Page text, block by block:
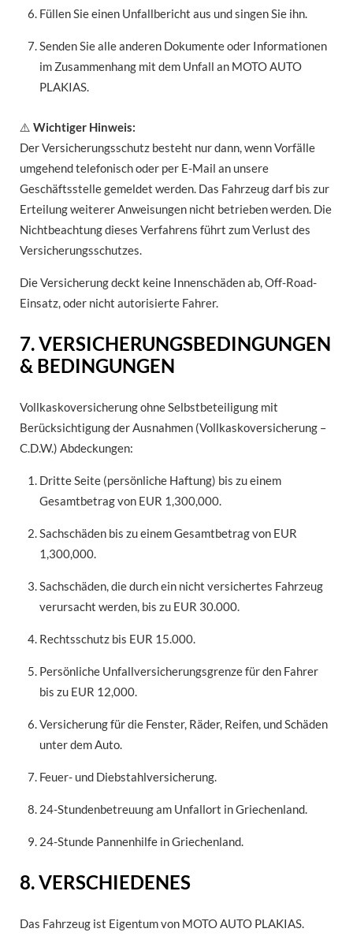
Füllen Sie einen Unfallbericht aus und singen Sie ihn.
Senden Sie alle anderen Dokumente oder Informationen
im Zusammenhang mit dem Unfall an MOTO AUTO
PLAKIAS.
⚠️ Wichtiger Hinweis:
Der Versicherungsschutz besteht nur dann, wenn Vorfälle
umgehend telefonisch oder per E-Mail an unsere
Geschäftsstelle gemeldet werden. Das Fahrzeug darf bis zur
Erteilung weiterer Anweisungen nicht betrieben werden. Die
Nichtbeachtung dieses Verfahrens führt zum Verlust des
Versicherungsschutzes.
Die Versicherung deckt keine Innenschäden ab, Off-Road-
Einsatz, oder nicht autorisierte Fahrer.
7. VERSICHERUNGSBEDINGUNGEN
& BEDINGUNGEN
Vollkaskoversicherung ohne Selbstbeteiligung mit
Berücksichtigung der Ausnahmen (Vollkaskoversicherung –
C.D.W.) Abdeckungen:
Dritte Seite (persönliche Haftung) bis zu einem
Gesamtbetrag von EUR 1,300,000.
Sachschäden bis zu einem Gesamtbetrag von EUR
1,300,000.
Sachschäden, die durch ein nicht versichertes Fahrzeug
verursacht werden, bis zu EUR 30.000.
Rechtsschutz bis EUR 15.000.
Persönliche Unfallversicherungsgrenze für den Fahrer
bis zu EUR 12,000.
Versicherung für die Fenster, Räder, Reifen, und Schäden
unter dem Auto.
Feuer- und Diebstahlversicherung.
24-Stundenbetreuung am Unfallort in Griechenland.
24-Stunde Pannenhilfe in Griechenland.
8. VERSCHIEDENES
Das Fahrzeug ist Eigentum von MOTO AUTO PLAKIAS.